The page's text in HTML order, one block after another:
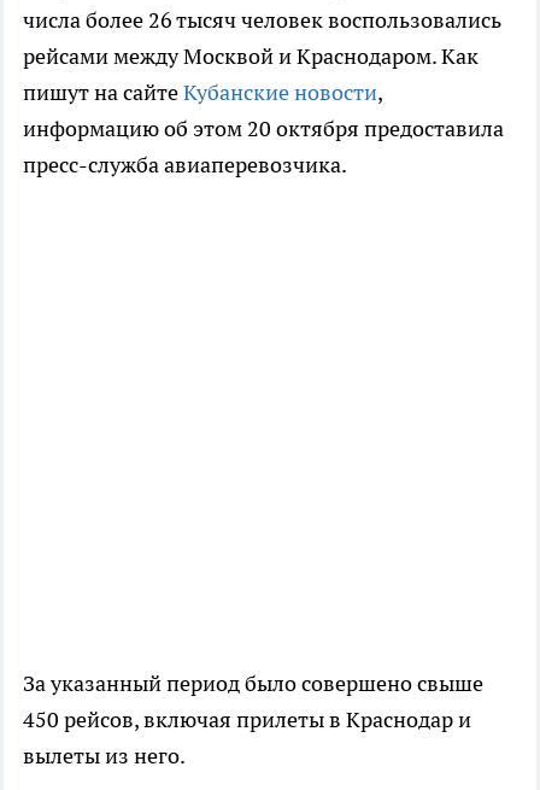
числа более 26 тысяч человек воспользовались
рейсами между Москвой и Краснодаром. Как
пишут на сайтеКубанские новости,
информацию об этом 20 октября предоставила
пресс-служба авиаперевозчика.
За указанный период было совершено свыше
450 рейсов, включая прилеты в Краснодар и
вылеты из него.